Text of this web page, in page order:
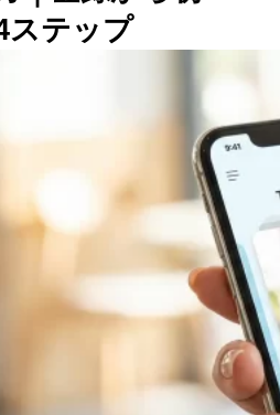
ステップ